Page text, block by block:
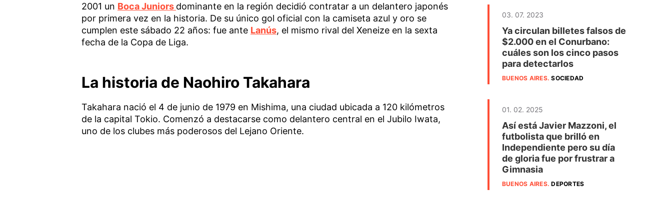
2001 un Boca Juniors dominante en la región decidió contratar a un delantero japonés
por primera vez en la historia. De su único gol oficial con la camiseta azul y oro se
cumplen este sábado 22 años: fue ante Lanús, el mismo rival del Xeneize en la sexta
fecha de la Copa de Liga.
La historia de Naohiro Takahara
Takahara nació el 4 de junio de 1979 en Mishima, una ciudad ubicada a 120 kilómetros
de la capital Tokio. Comenzó a destacarse como delantero central en el Jubilo Iwata,
uno de los clubes más poderosos del Lejano Oriente.
03. 07. 2023
Ya circulan billetes falsos de
$2.000 en el Conurbano:
cuáles son los cinco pasos
para detectarlos
BUENOS AIRES.SOCIEDAD
01. 02. 2025
Así está Javier Mazzoni, el
futbolista que brilló en
Independiente pero su día
de gloria fue por frustrar a
Gimnasia
BUENOS AIRES.DEPORTES